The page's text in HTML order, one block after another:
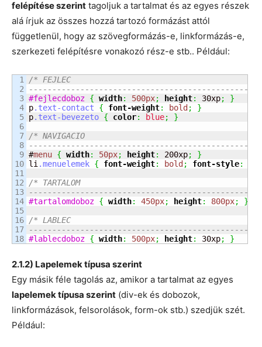
felépítése szerint tagoljuk a tartalmat és az egyes részek
alá írjuk az összes hozzá tartozó formázást attól
függetlenül, hogy az szövegformázás-e, linkformázás-e,
szerkezeti felépítésre vonakozó rész-e stb.. Például:
1
2
3
4
5
6
7
8
9
10
11
12
13
14
15
16
17
/* FEJLEC
----------------------------------------------- */
#fejlecdoboz { width: 500px; height: 30xp;
}
p.text-contact { font-weight: bold;
}
p.text-bevezeto { color: blue;
}
/* NAVIGACIO
----------------------------------------------- */
#menu { width: 50px; height: 200xp;
}
li .menuelemek { font-weight: bold; font-style:
/* TARTALOM
----------------------------------------------- */
#tartalomdoboz { width: 450px; height: 800px;
}
/* LABLEC
----------------------------------------------- */
#lablecdoboz { width: 500px; height: 30xp; }
2.1.2) Lapelemek típusa szerint
Egy másik féle tagolás az, amikor a tartalmat az egyes
lapelemek típusa szerint (div-ek és dobozok,
linkformázások, felsorolások, form-ok stb.) szedjük szét.
Például: